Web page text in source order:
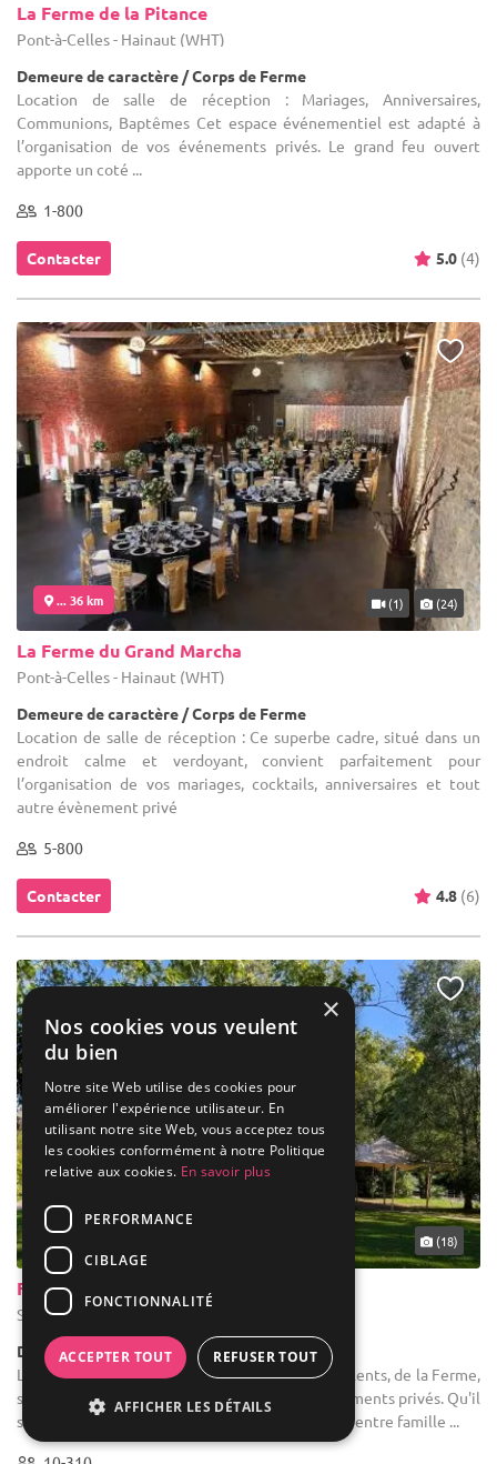
La Ferme de la Pitance
Pont-à-Celles - Hainaut (WHT)
Demeure de caractère / Corps de Ferme
Location de salle de réception : Mariages, Anniversaires,
Communions, Baptêmes Cet espace événementiel est adapté à
l’organisation de vos événements privés. Le grand feu ouvert
apporte un coté ...
1-800
Contacter 5.0 (4)
... 36 km (1) (24)
La Ferme du Grand Marcha
Pont-à-Celles - Hainaut (WHT)
Demeure de caractère / Corps de Ferme
Location de salle de réception : Ce superbe cadre, situé dans un
endroit calme et verdoyant, convient parfaitement pour
l’organisation de vos mariages, cocktails, anniversaires et tout
autre évènement privé
5-800
Contacter 4.8 (6)
... 37 km (18)
Ferme de l'Abbaye de Hogne
Somme-Leuze - Province de Namur (WNA)
Demeure de caractère / Corps de Ferme
Location de salle de réception : Les lieux polyvalents, de la Ferme,
sont le choix parfait pour l'organisation d'événements privés. Qu'il
s'agisse de mariages, anniversaires, retrouvailles entre famille ...
×
Nos cookies vous veulent
du bien
Notre site Web utilise des cookies pour
améliorer l'expérience utilisateur. En
utilisant notre site Web, vous acceptez tous
les cookies conformément à notre Politique
relative aux cookies. En savoir plus
PERFORMANCE
CIBLAGE
FONCTIONNALITÉ
ACCEPTER TOUT REFUSER TOUT
AFFICHER LES DÉTAILS